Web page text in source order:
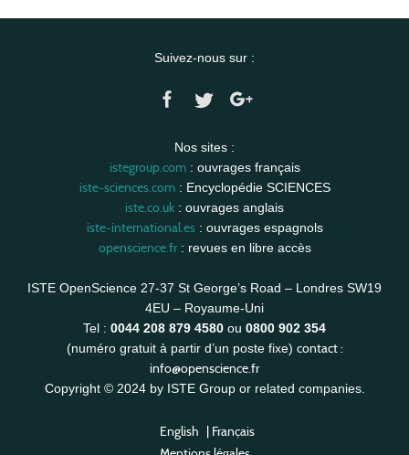
Suivez-nous sur :
Nos sites :
istegroup.com: ouvrages français
iste-sciences.com: Encyclopédie SCIENCES
iste.co.uk : ouvrages anglais
iste-international.es: ouvrages espagnols
openscience.fr: revues en libre accès
ISTE OpenScience 27-37 St George’s Road – Londres SW19
4EU – Royaume-Uni
Tel : 0044 208 879 4580 ou 0800 902 354
(numéro gratuit à partir d’un poste fixe) contact :
info@openscience.fr
Copyright © 2024 by ISTE Group or related companies.
English | Français